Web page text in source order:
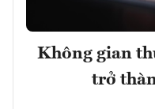
Không gian
trở